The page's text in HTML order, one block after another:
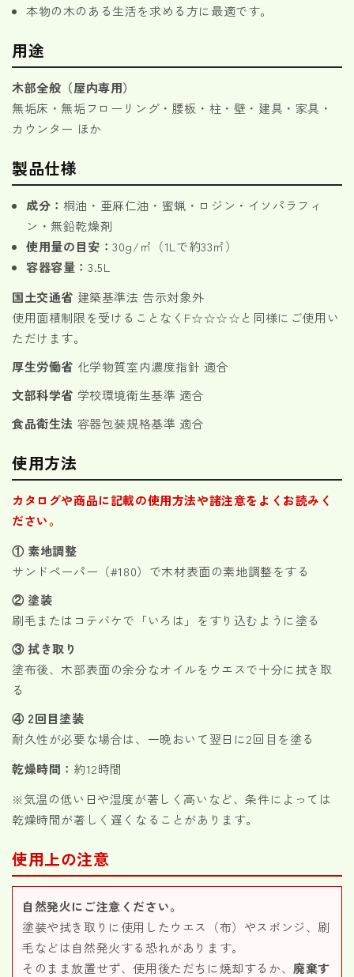
本物の木のある生活を求める方に最適です。
用途
木部全般（屋内専用）
無垢床・無垢フローリング・腰板・柱・壁・建具・家具・
カウンター ほか
製品仕様
成分： 桐油・亜麻仁油・蜜蝋・ロジン・イソパラフィ
ン・無鉛乾燥剤
使用量の目安：30g/㎡（1Lで約33㎡）
容器容量： 3.5L
国土交通省 建築基準法 告示対象外
使用面積制限を受けることなくF☆☆☆☆と同様にご使用い
ただけます。
厚生労働省 化学物質室内濃度指針 適合
文部科学省 学校環境衛生基準 適合
食品衛生法 容器包装規格基準 適合
使用方法
カタログや商品に記載の使用方法や諸注意をよくお読みく
ださい。
① 素地調整
サンドペーパー（#180）で木材表面の素地調整をする
② 塗装
刷毛またはコテバケで「いろは」をすり込むように塗る
③ 拭き取り
塗布後、木部表面の余分なオイルをウエスで十分に拭き取
る
④ 2回目塗装
耐久性が必要な場合は、一晩おいて翌日に2回目を塗る
乾燥時間： 約12時間
※気温の低い日や湿度が著しく高いなど、条件によっては
乾燥時間が著しく遅くなることがあります。
使用上の注意
自然発火にご注意ください。
塗装や拭き取りに使用したウエス（布）やスポンジ、刷
毛などは自然発火する恐れがあります。
そのまま放置せず、使用後ただちに焼却するか、廃棄す